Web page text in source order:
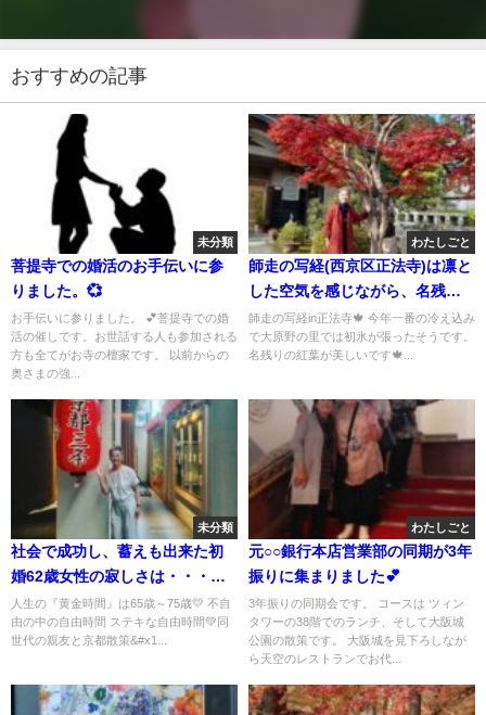
おすすめの記事
未分類
菩提寺での婚活のお手伝いに参
りました。💞
お手伝いに参りました。 💕菩提寺での婚
活の催しです。お世話する人も参加される
方も全てがお寺の檀家です。 以前からの
奥さまの強...
わたしごと
師走の写経(西京区正法寺)は凛と
した空気を感じながら、名残の
紅葉🍁の中一年を締めくくりま
した🍀
師走の写経in正法寺🍁 今年一番の冷え込み
で大原野の里では初氷が張ったそうです。
名残りの紅葉が美しいです🍁...
未分類
社会で成功し、蓄えも出来た初
婚62歳女性の寂しさは・・・縛
られる時間があるから自由時間
が輝くのです💛💗💚
人生の『黄金時間』は65歳～75歳💛 不自
由の中の自由時間 ステキな自由時間💚同
世代の親友と京都散策&#x1...
わたしごと
元○○銀行本店営業部の同期が3年
振りに集まりました💕
3年振りの同期会です。 コースは ツィン
タワーの38階でのランチ、そして大阪城
公園の散策です。 大阪城を見下ろしなが
ら天空のレストランでお代...